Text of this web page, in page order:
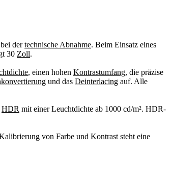
dertechnische Abnahme. Beim Einsatz eines
30 Zoll.
, einen hohen Kontrastumfang, die präzise
und das Deinterlacing auf. Alle
HDR mit einer Leuchtdichte ab 1000 cd/m². HDR-
von Farbe und Kontrast steht eine